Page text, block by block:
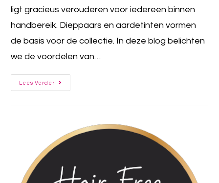
ligt gracieus verouderen voor iedereen binnen
handbereik. Dieppaars en aardetinten vormen
de basis voor de collectie. In deze blog belichten
we de voordelen van…
Lees Verder